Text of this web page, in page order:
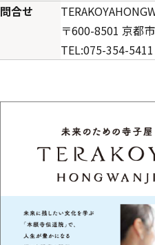
問合せ
〒600-8501 京都
TEL:075-354-5411